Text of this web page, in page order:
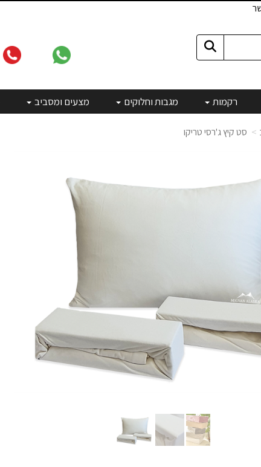
רקמות מגבות וחלוקים מצעים ומסביב
סט קיץ ג'רסי טריקו